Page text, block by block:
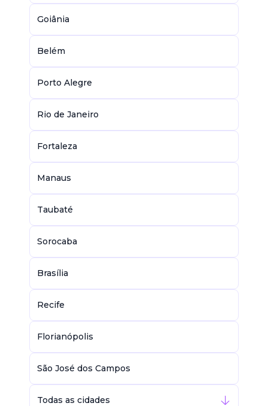
Goiânia
Belém
Porto Alegre
Rio de Janeiro
Fortaleza
Manaus
Taubaté
Sorocaba
Brasília
Recife
Florianópolis
São José dos Campos
Todas as cidades